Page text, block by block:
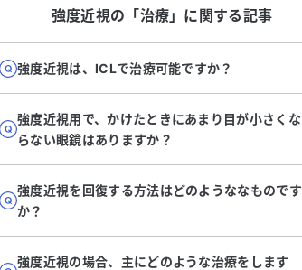
強度近視の「治療」に関する記事
強度近視は、ICLで治療可能ですか？
強度近視用で、かけたときにあまり目が小さくな
らない眼鏡はありますか？
強度近視を回復する方法はどのようななものです
か？
強度近視の場合、主にどのような治療をします